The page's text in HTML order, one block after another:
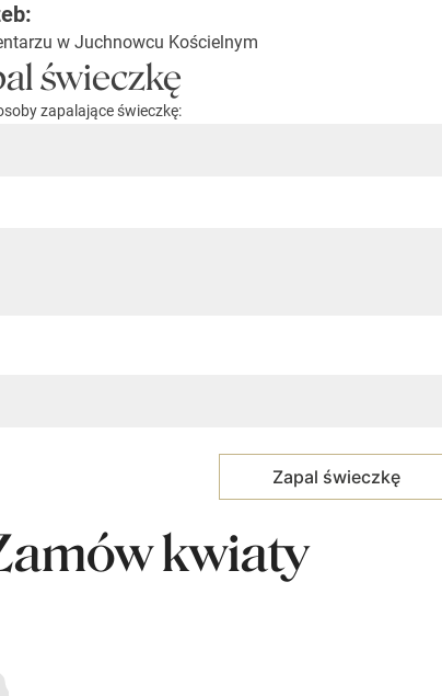
w Juchnowcu Kościelnym
świeczkę
zapalające świeczkę:
kwiaty